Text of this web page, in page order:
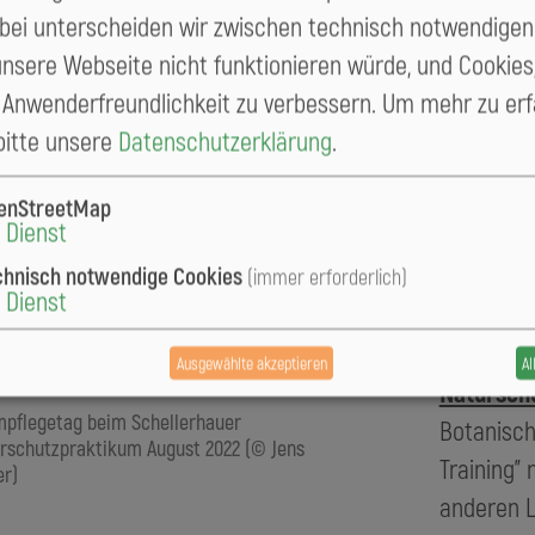
Fotoausstellung Botanischer Garten
im Juni 2022 (© Antje Lindner)
beim Schellerhauer
August 2022 (© Jens
Eine
war im
zu
Freiberg
deren
Im
Training"
anderen
unterscheiden wir zwischen technisch
Webseite nicht funktionieren würde, und
zu verbessern. Um mehr zu
unsere Datenschutzerklärung.
Dienst
notwendige Cookies (immer erforderlich)
Dienst
Ausgewählte akzeptieren